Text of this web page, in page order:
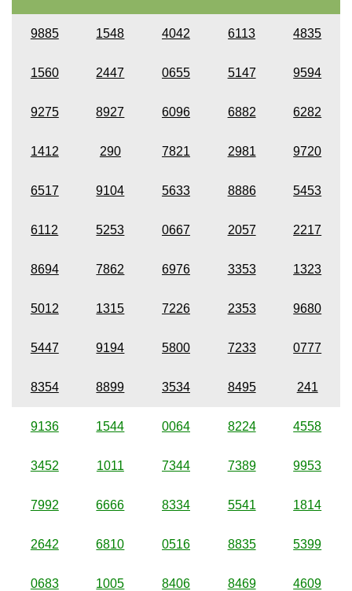
9885 1548 4042 6113 4835
1560 2447 0655 5147 9594
9275 8927 6096 6882 6282
1412 290 7821 2981 9720
6517 9104 5633 8886 5453
6112 5253 0667 2057 2217
8694 7862 6976 3353 1323
5012 1315 7226 2353 9680
5447 9194 5800 7233 0777
8354 8899 3534 8495 241
9136 1544 0064 8224 4558
3452 1011 7344 7389 9953
7992 6666 8334 5541 1814
2642 6810 0516 8835 5399
0683 1005 8406 8469 4609